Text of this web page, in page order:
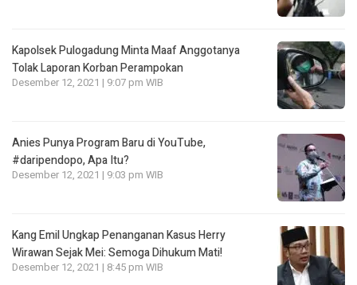
Kapolsek Pulogadung Minta Maaf Anggotanya
Tolak Laporan Korban Perampokan
Desember 12, 2021 | 9:07 pm WIB
Anies Punya Program Baru di YouTube,
#daripendopo, Apa Itu?
Desember 12, 2021 | 9:03 pm WIB
Kang Emil Ungkap Penanganan Kasus Herry
Wirawan Sejak Mei: Semoga Dihukum Mati!
Desember 12, 2021 | 8:45 pm WIB